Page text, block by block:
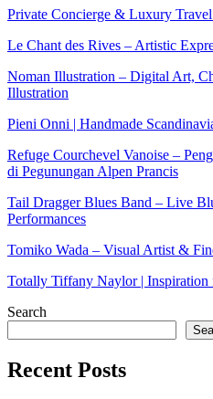
Private Concierge & Luxury
Le Chant des Rives – Artistic
Noman Illustration – Digital Art,
Illustration
Pieni Onni | Handmade
Refuge Courchevel Vanoise –
di Pegunungan Alpen Prancis
Tail Dragger Blues Band – Live
Performances
Tomiko Wada – Visual Artist &
Totally Tiffany Naylor |
Search
Recent Posts